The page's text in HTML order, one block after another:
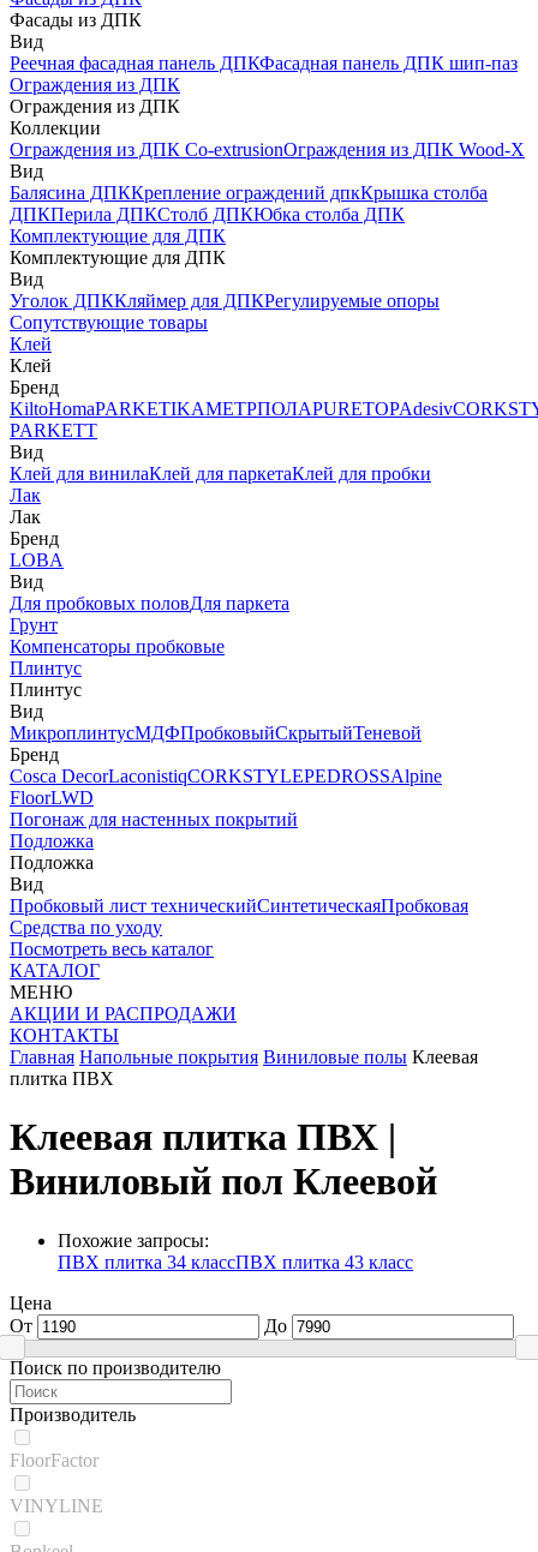
Фасады из ДПК
Вид
Реечная фасадная панель ДПКФасадная панель ДПК шип-паз
Ограждения из ДПК
Ограждения из ДПК
Коллекции
Ограждения из ДПК Co-extrusionОграждения из ДПК Wood-X
Вид
Балясина ДПККрепление ограждений дпкКрышка столба
ДПКПерила ДПКСтолб ДПКЮбка столба ДПК
Комплектующие для ДПК
Комплектующие для ДПК
Вид
Уголок ДПККляймер для ДПКРегулируемые опоры
Сопутствующие товары
Клей
Клей
Бренд
KiltoHomaPARKETIKAМЕТРПОЛАPURETOPAdesiv
PARKETT
Вид
Клей для винилаКлей для паркетаКлей для пробки
Лак
Лак
Бренд
LOBA
Вид
Для пробковых половДля паркета
Грунт
Компенсаторы пробковые
Плинтус
Плинтус
Вид
МикроплинтусМДФПробковыйСкрытыйТеневой
Бренд
Cosca DecorLaconistiqCORKSTYLEPEDROSSAlpine
FloorLWD
Погонаж для настенных покрытий
Подложка
Подложка
Вид
Пробковый лист техническийСинтетическаяПробковая
Средства по уходу
Посмотреть весь каталог
КАТАЛОГ
МЕНЮ
АКЦИИ И РАСПРОДАЖИ
КОНТАКТЫ
Главная Напольные покрытия Виниловые полы Клеевая
плитка ПВХ
Клеевая плитка ПВХ |
Виниловый пол Клеевой
Похожие запросы:
ПВХ плитка 34 классПВХ плитка 43 класс
Цена
От
До
Поиск по производителю
Производитель
FloorFactor
VINYLINE